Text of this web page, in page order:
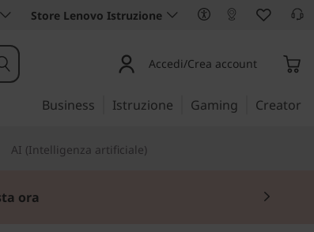
Store Lenovo Istruzione
Accedi/Crea account
Business Istruzione Gaming Creator
AI (Intelligenza artificiale)
ora